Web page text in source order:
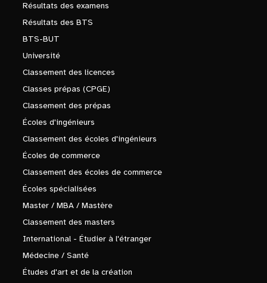
Résultats des examens
Résultats des BTS
BTS-BUT
Université
Classement des licences
Classes prépas (CPGE)
Classement des prépas
Écoles d'ingénieurs
Classement des écoles d'ingénieurs
Écoles de commerce
Classement des écoles de commerce
Écoles spécialisées
Master / MBA / Mastère
Classement des masters
International - Étudier à l'étranger
Médecine / Santé
Études d'art et de la création